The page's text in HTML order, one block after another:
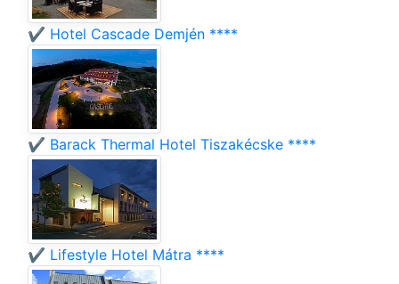
✔️ Hotel Cascade Demjén ****
✔️ Barack Thermal Hotel Tiszakécske ****
✔️ Lifestyle Hotel Mátra ****